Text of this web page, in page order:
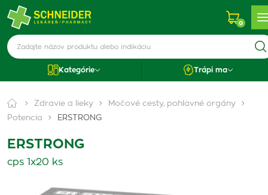
0
Kategórie Trápi ma
Zdravie a lieky
Močové cesty, pohlavné orgány
Potencia
ERSTRONG
ERSTRONG
cps 1x20 ks